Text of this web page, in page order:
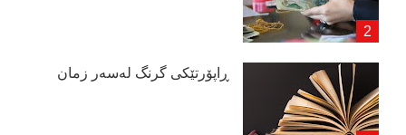
ڕاپۆرتێكی گرنگ لەسەر زمان